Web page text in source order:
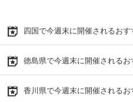
四国で今週末に開催されるお
徳島県で今週末に開催される
香川県で今週末に開催される